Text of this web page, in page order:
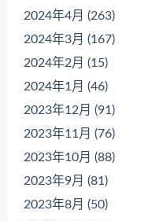
2024年4月 (263)
2024年3月 (167)
2024年2月 (15)
2024年1月 (46)
2023年12月 (91)
2023年11月 (76)
2023年10月 (88)
2023年9月 (81)
2023年8月 (50)